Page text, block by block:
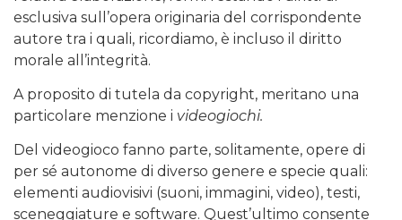
esclusiva sull’opera originaria del corrispondente
autore tra i quali, ricordiamo, è incluso il diritto
morale all’integrità.
A proposito di tutela da copyright, meritano una
particolare menzione i videogiochi.
Del videogioco fanno parte, solitamente, opere di
per sé autonome di diverso genere e specie quali:
elementi audiovisivi (suoni, immagini, video), testi,
sceneggiature e software. Quest’ultimo consente